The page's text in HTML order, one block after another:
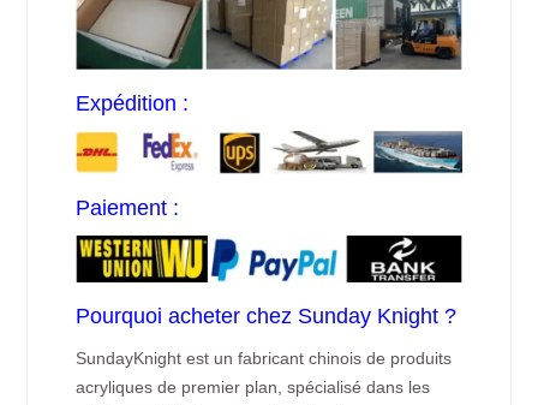
Expédition :
Paiement :
Pourquoi acheter chez Sunday Knight ?
SundayKnight est un fabricant chinois de produits
acryliques de premier plan, spécialisé dans les